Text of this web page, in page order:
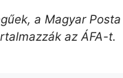
a Magyar
az ÁFA-t.